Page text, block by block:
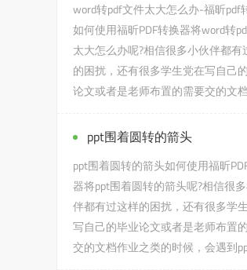
word转pdf文件太大怎么办-福昕pdf
如何使用福昕PDF转换器将word转
太大怎么办呢?相信很多小伙伴都有
的困扰，还有很多学生党在写自己
论文或者是老师布置的需要交的文
ppt围着圆转的箭头
ppt围着圆转的箭头如何使用福昕
器将ppt围着圆转的箭头呢?相信很
伴都有过这样的困扰，还有很多学
写自己的毕业论文或者是老师布置
交的文档作业之类的时候，会遇到